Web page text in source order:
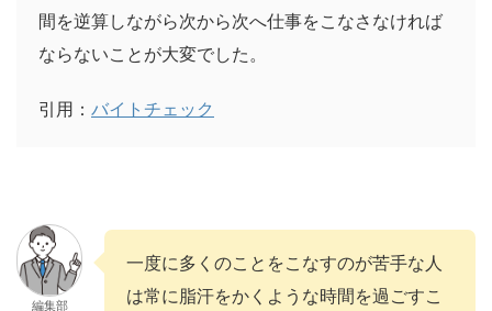
間を逆算しながら次から次へ仕事をこなさなければ
ならないことが大変でした。
引用： バイトチェック
編集部
一度に多くのことをこなすのが苦手な人
は常に脂汗をかくような時間を過ごすこ